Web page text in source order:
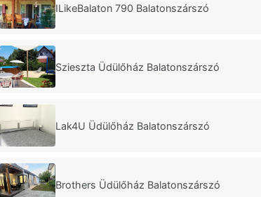
ILikeBalaton 790 Balatonszárszó
Szieszta Üdülőház Balatonszárszó
Lak4U Üdülőház Balatonszárszó
Brothers Üdülőház Balatonszárszó